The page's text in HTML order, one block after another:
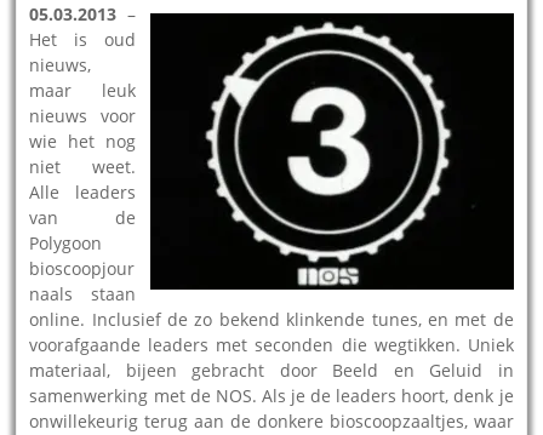
05.03.2013 –
Het is oud
nieuws,
maar leuk
nieuws voor
wie het nog
niet weet.
Alle leaders
van de
Polygoon
bioscoopjour
naals staan
online. Inclusief de zo bekend klinkende tunes, en met de
voorafgaande leaders met seconden die wegtikken. Uniek
materiaal, bijeen gebracht door Beeld en Geluid in
samenwerking met de NOS. Als je de leaders hoort, denk je
onwillekeurig terug aan de donkere bioscoopzaaltjes, waar